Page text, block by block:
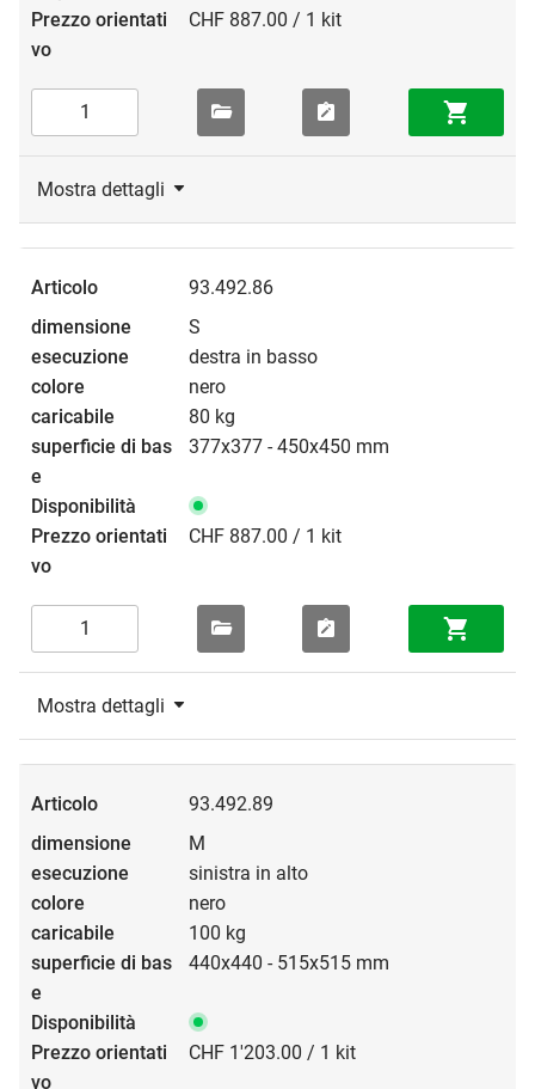
CHF 887.00 / 1 kit
Mostra dettagli
93.492.86
S
destra in basso
nero
80 kg
377x377 - 450x450 mm
CHF 887.00 / 1 kit
Mostra dettagli
93.492.89
M
sinistra in alto
nero
100 kg
440x440 - 515x515 mm
CHF 1'203.00 / 1 kit